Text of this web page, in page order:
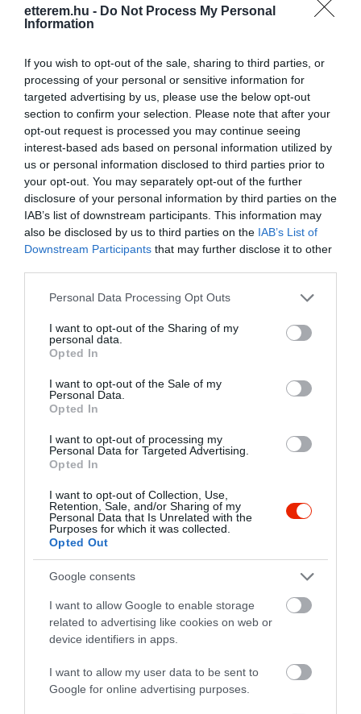
etterem.hu - Do Not Process My Personal
Information
If you wish to opt-out of the sale, sharing to third parties, or
processing of your personal or sensitive information for
targeted advertising by us, please use the below opt-out
section to confirm your selection. Please note that after your
opt-out request is processed you may continue seeing
interest-based ads based on personal information utilized by
us or personal information disclosed to third parties prior to
your opt-out. You may separately opt-out of the further
disclosure of your personal information by third parties on the
IAB’s list of downstream participants. This information may
also be disclosed by us to third parties on the IAB’s List of
Downstream Participants that may further disclose it to other
Please note that this website/app uses one or more Google
not limited to your visit or usage behaviour. You may click to
grant or deny consent to Google and its third-party tags to
use your data for below specified purposes in below Google
consent section.
Personal Data Processing Opt Outs
I want to opt-out of the Sharing of my
personal data.
Opted In
I want to opt-out of the Sale of my
Personal Data.
Opted In
I want to opt-out of processing my
Personal Data for Targeted Advertising.
Opted In
I want to opt-out of Collection, Use,
Retention, Sale, and/or Sharing of my
Personal Data that Is Unrelated with the
Purposes for which it was collected.
Opted Out
Google consents
I want to allow Google to enable storage
related to advertising like cookies on web or
device identifiers in apps.
I want to allow my user data to be sent to
Google for online advertising purposes.
Kapcsolat
+36 1 501 4000
info@gerloczy.hu
http://www.gerloczy.hu
https://www.facebook.com/gerloczycafe
Probléma jelentése Te vagy a tulajdonos?
Értékelések